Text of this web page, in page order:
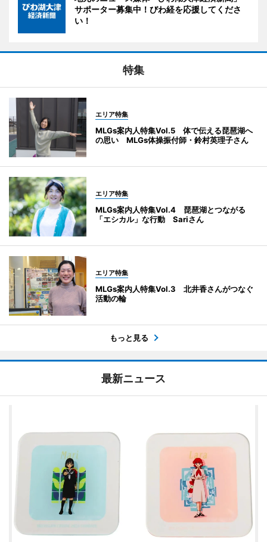
サポーター募集中！びわ経を応援してくださ
い！
特集
エリア特集
MLGs案内人特集Vol.5 体で伝える琵琶湖へ
の思い MLGs体操振付師・鈴村英理子さん
エリア特集
MLGs案内人特集Vol.4 琵琶湖とつながる
「エシカル」な行動 Sariさん
エリア特集
MLGs案内人特集Vol.3 北井香さんがつなぐ
活動の輪
もっと見る
最新ニュース